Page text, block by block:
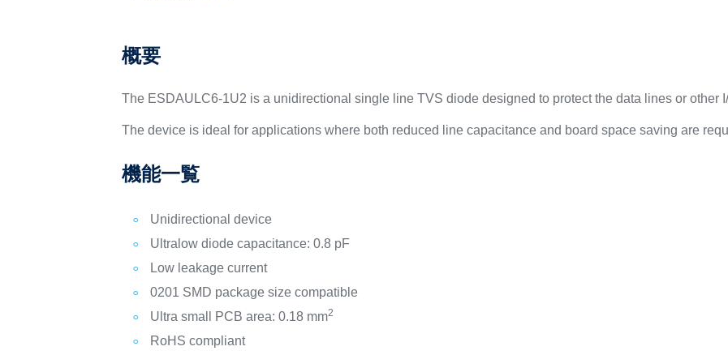
概要
The ESDAULC6-1U2 is a unidirectional single line TVS diode designed to protect the data lines or other
The device is ideal for applications where both reduced line capacitance and board space saving are
機能一覧
Unidirectional device
Ultralow diode capacitance: 0.8 pF
Low leakage current
0201 SMD package size compatible
Ultra small PCB area: 0.18 mm2
RoHS compliant